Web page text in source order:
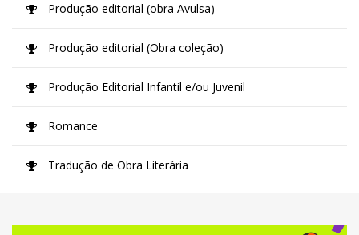
Produção editorial (obra Avulsa)
Produção editorial (Obra coleção)
Produção Editorial Infantil e/ou Juvenil
Romance
Tradução de Obra Literária